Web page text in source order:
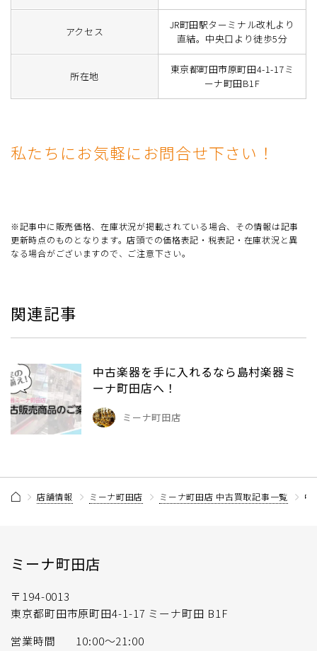
アクセス
JR町田駅ターミナル改札より
直結。中央口より徒歩5分
所在地
東京都町田市原町田4-1-17ミ
ーナ町田B1F
私たちにお気軽にお問合せ下さい！
※記事中に販売価格、在庫状況が掲載されている場合、その情報は記事
更新時点のものとなります。店頭での価格表記・税表記・在庫状況と異
なる場合がございますので、ご注意下さい。
関連記事
中古楽器を手に入れるなら島村楽器ミ
ーナ町田店へ！
ミーナ町田店
店舗情報 ミーナ町田店 ミーナ町田店 中古買取記事一覧 中
ミーナ町田店
〒194-0013
東京都町田市原町田4-1-17 ミーナ町田 B1F
営業時間
10:00〜21:00